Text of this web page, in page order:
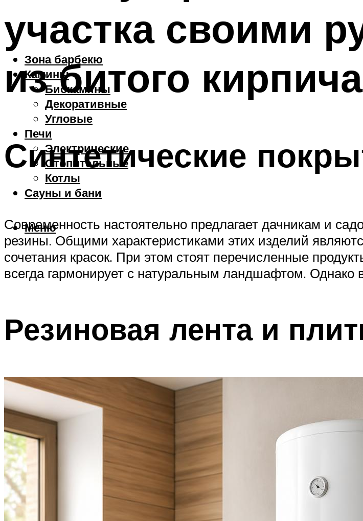
Зона барбекю
Камины
Биокамины
Декоративные
Угловые
Печи
Электрические
Отопительные
Котлы
Сауны и бани
Меню
участка своими
из битого кирпича
Синтетические
Современность настоятельно предлагает дачникам и
резины. Общими характеристиками этих изделий
сочетания красок. При этом стоят перечисленные
всегда гармонирует с натуральным ландшафтом.
Резиновая лента и